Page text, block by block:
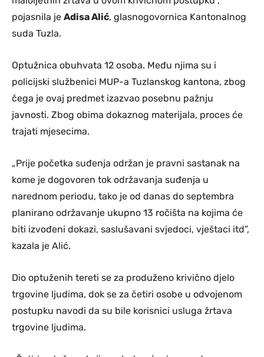
pojasnila je Adisa Alić, glasnogovornica Kantonalnog
suda Tuzla.
Optužnica obuhvata 12 osoba. Među njima su i
policijski službenici MUP-a Tuzlanskog kantona, zbog
čega je ovaj predmet izazvao posebnu pažnju
javnosti. Zbog obima dokaznog materijala, proces će
trajati mjesecima.
„Prije početka suđenja održan je pravni sastanak na
kome je dogovoren tok održavanja suđenja u
narednom periodu, tako je od danas do septembra
planirano održavanje ukupno 13 ročišta na kojima će
biti izvođeni dokazi, saslušavani svjedoci, vještaci itd”,
kazala je Alić.
Dio optuženih tereti se za produženo krivično djelo
trgovine ljudima, dok se za četiri osobe u odvojenom
postupku navodi da su bile korisnici usluga žrtava
trgovine ljudima.